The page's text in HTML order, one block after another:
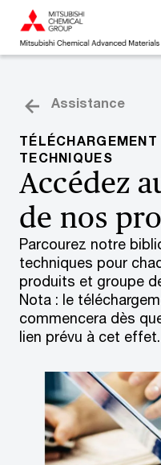
Assistance
TECHNIQUES
Accédez
de nos
Parcourez notre
techniques pour
produits et groupe
Nota : le
commencera dès
lien prévu à cet effet.